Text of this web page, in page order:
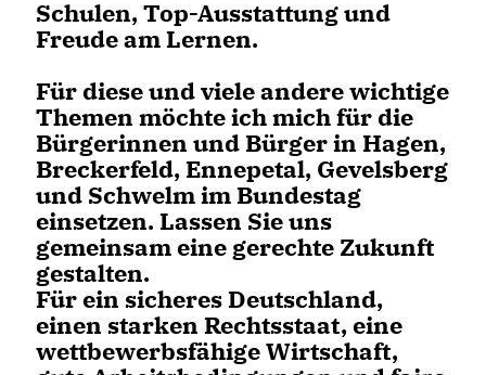
Schulen, Top-Ausstattung und
Freude am Lernen.
Für diese und viele andere wichtige
Themen möchte ich mich für die
Bürgerinnen und Bürger in Hagen,
Breckerfeld, Ennepetal, Gevelsberg
und Schwelm im Bundestag
einsetzen. Lassen Sie uns
gemeinsam eine gerechte Zukunft
gestalten.
Für ein sicheres Deutschland,
einen starken Rechtsstaat, eine
wettbewerbsfähige Wirtschaft,